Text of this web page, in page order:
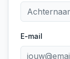
E-mail